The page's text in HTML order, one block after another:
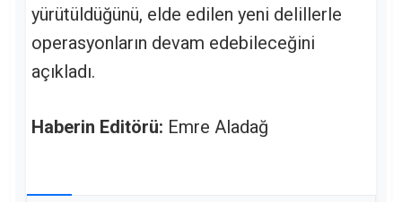
yürütüldüğünü, elde edilen yeni delillerle
operasyonların devam edebileceğini
açıkladı.
Haberin Editörü: Emre Aladağ